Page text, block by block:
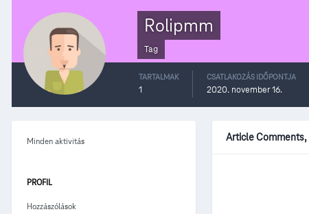
Rolipmm
Tag
TARTALMAK
1
CSATLAKOZÁS IDŐPONTJA
2020. november 16.
Minden aktivitás
PROFIL
Hozzászólások
Article